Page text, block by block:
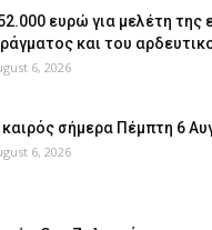
ευρώ για μελέτη της
και του
6, 2026
σήμερα Πέμπτη 6
6, 2026